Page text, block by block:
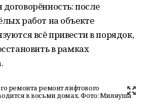
после
работ на объекте
всё привести в порядок,
в рамках
ремонта ремонт лифтового
в восьми домах. Фото: Миляуша